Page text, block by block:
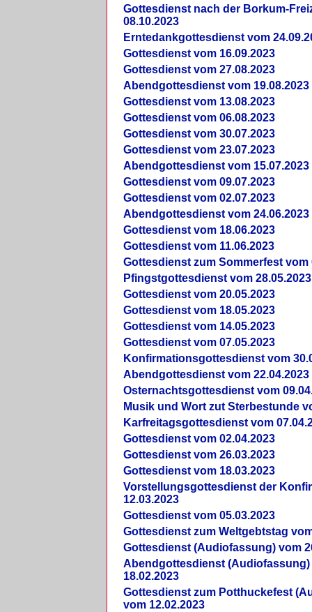
Gottesdienst nach der Borkum-
08.10.2023
Erntedankgottesdienst vom
Gottesdienst vom 16.09.2023
Gottesdienst vom 27.08.2023
Abendgottesdienst vom 19.08.2023
Gottesdienst vom 13.08.2023
Gottesdienst vom 06.08.2023
Gottesdienst vom 30.07.2023
Gottesdienst vom 23.07.2023
Abendgottesdienst vom 15.07.2023
Gottesdienst vom 09.07.2023
Gottesdienst vom 02.07.2023
Abendgottesdienst vom 24.06.2023
Gottesdienst vom 18.06.2023
Gottesdienst vom 11.06.2023
Gottesdienst zum Sommerfest vom
Pfingstgottesdienst vom 28.05.2023
Gottesdienst vom 20.05.2023
Gottesdienst vom 18.05.2023
Gottesdienst vom 14.05.2023
Gottesdienst vom 07.05.2023
Konfirmationsgottesdienst vom
Abendgottesdienst vom 22.04.2023
Osternachtsgottesdienst vom
Musik und Wort zut Sterbestunde
Karfreitagsgottesdienst vom
Gottesdienst vom 02.04.2023
Gottesdienst vom 26.03.2023
Gottesdienst vom 18.03.2023
Vorstellungsgottesdienst der
12.03.2023
Gottesdienst vom 05.03.2023
Gottesdienst zum Weltgebtstag
Gottesdienst (Audiofassung) vom
Abendgottesdienst (Audiofassung)
18.02.2023
Gottesdienst zum Potthuckefest
vom 12.02.2023